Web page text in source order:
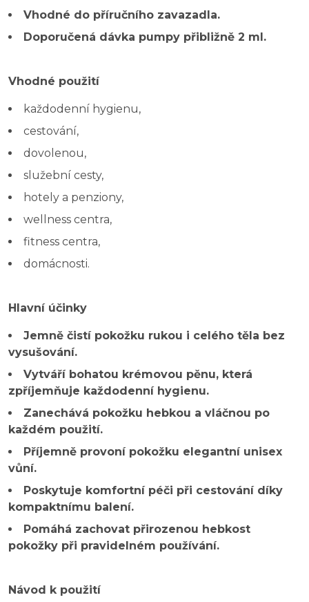
Vhodné do příručního zavazadla.
Doporučená dávka pumpy přibližně 2 ml.
Vhodné použití
každodenní hygienu,
cestování,
dovolenou,
služební cesty,
hotely a penziony,
wellness centra,
fitness centra,
domácnosti.
Hlavní účinky
Jemně čistí pokožku rukou i celého těla bez
vysušování.
Vytváří bohatou krémovou pěnu, která
zpříjemňuje každodenní hygienu.
Zanechává pokožku hebkou a vláčnou po
každém použití.
Příjemně provoní pokožku elegantní unisex
vůní.
Poskytuje komfortní péči při cestování díky
kompaktnímu balení.
Pomáhá zachovat přirozenou hebkost
pokožky při pravidelném používání.
Návod k použití